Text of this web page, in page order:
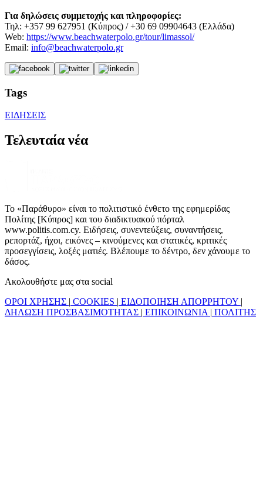
Για δηλώσεις συμμετοχής και πληροφορίες:
Τηλ: +357 99 627951 (Κύπρος) / +30 69 09904643 (Ελλάδα)
Web: https://www.beachwaterpolo.gr/tour/limassol/
Email: info@beachwaterpolo.gr
Tags
ΕΙΔΗΣΕΙΣ
Τελευταία νέα
Το «Παράθυρο» είναι το πολιτιστικό ένθετο της εφημερίδας
Πολίτης [Κύπρος] και του διαδικτυακού πόρταλ
www.politis.com.cy. Ειδήσεις, συνεντεύξεις, συναντήσεις,
ρεπορτάζ, ήχοι, εικόνες – κινούμενες και στατικές, κριτικές
προσεγγίσεις, λοξές ματιές. Βλέπουμε το δέντρο, δεν χάνουμε το
δάσος.
Ακολουθήστε μας στα social
ΟΡΟΙ ΧΡΗΣΗΣ | COOKIES | ΕΙΔΟΠΟΙΗΣΗ ΑΠΟΡΡΗΤΟΥ |
ΔΗΛΩΣΗ ΠΡΟΣΒΑΣΙΜΟΤΗΤΑΣ | ΕΠΙΚΟΙΝΩΝΙΑ | ΠΟΛΙΤΗΣ